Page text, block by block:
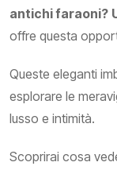
antichi faraoni?
offre questa
Queste eleganti
esplorare le
lusso e intimità.
Scoprirai cosa